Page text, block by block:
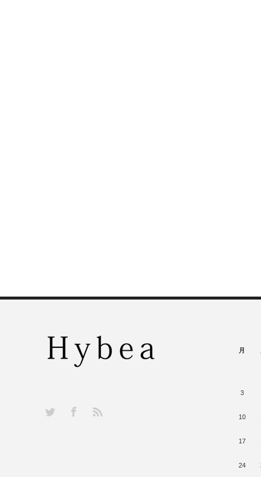
月
3
10
17
24
Twitter Facebook
RSS